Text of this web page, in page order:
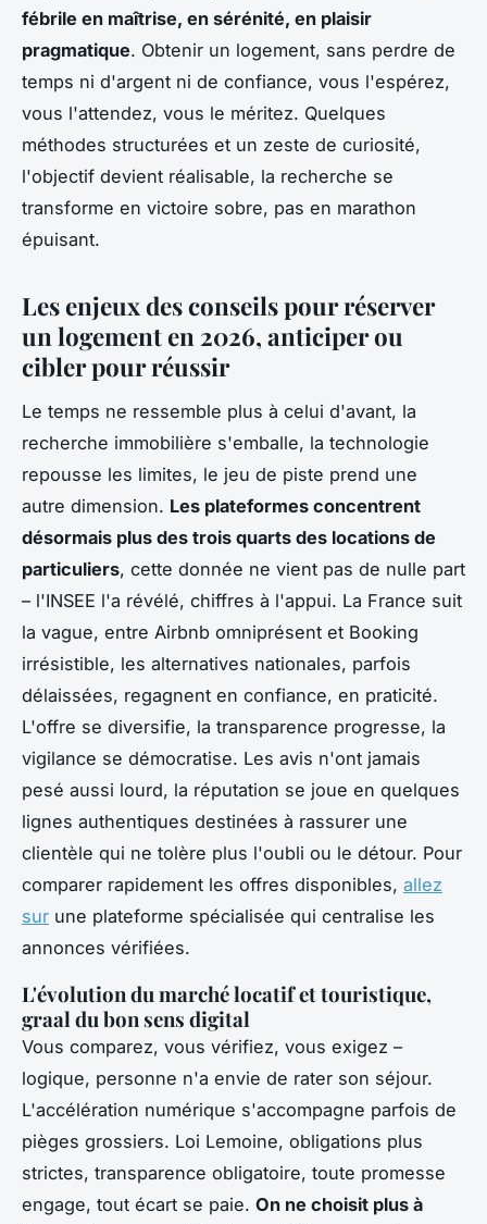
fébrile en maîtrise, en sérénité, en plaisir
pragmatique. Obtenir un logement, sans perdre de
temps ni d'argent ni de confiance, vous l'espérez,
vous l'attendez, vous le méritez. Quelques
méthodes structurées et un zeste de curiosité,
l'objectif devient réalisable, la recherche se
transforme en victoire sobre, pas en marathon
épuisant.
Les enjeux des conseils pour réserver
un logement en 2026, anticiper ou
cibler pour réussir
Le temps ne ressemble plus à celui d'avant, la
recherche immobilière s'emballe, la technologie
repousse les limites, le jeu de piste prend une
autre dimension. Les plateformes concentrent
désormais plus des trois quarts des locations de
particuliers, cette donnée ne vient pas de nulle part
– l'INSEE l'a révélé, chiffres à l'appui. La France suit
la vague, entre Airbnb omniprésent et Booking
irrésistible, les alternatives nationales, parfois
délaissées, regagnent en confiance, en praticité.
L'offre se diversifie, la transparence progresse, la
vigilance se démocratise. Les avis n'ont jamais
pesé aussi lourd, la réputation se joue en quelques
lignes authentiques destinées à rassurer une
clientèle qui ne tolère plus l'oubli ou le détour. Pour
comparer rapidement les offres disponibles, allez
sur une plateforme spécialisée qui centralise les
annonces vérifiées.
L'évolution du marché locatif et touristique,
graal du bon sens digital
Vous comparez, vous vérifiez, vous exigez –
logique, personne n'a envie de rater son séjour.
L'accélération numérique s'accompagne parfois de
pièges grossiers. Loi Lemoine, obligations plus
strictes, transparence obligatoire, toute promesse
engage, tout écart se paie. On ne choisit plus à